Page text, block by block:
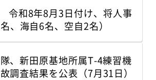
令和8年8月3日付け、将人事
、海自6名、空自2名）
、新田原基地所属T-4練習機
調査結果を公表（7月31日）